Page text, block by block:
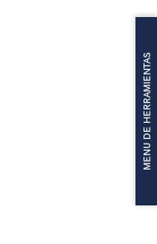
MENU DE HERRAMIENTAS